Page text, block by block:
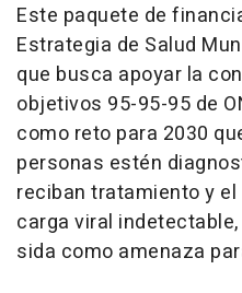
Este paquete de
Estrategia de Salud
que busca apoyar la
objetivos 95-95-95 de
como reto para 2030
personas estén
reciban tratamiento y
carga viral
sida como amenaza